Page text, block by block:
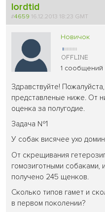
lordtid
#4659 16.12.2013 18:23 GMT
Новичок
1 сообщений
Здравствуйте!
представленые ниже. От
оценка за полугодие.
Задача №1
У собак висячее ухо
От скрещивания
гомозиготными
получено 245 щенков.
Сколько типов гамет и
в первом поколении?